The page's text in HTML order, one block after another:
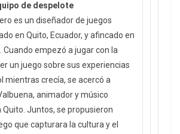
de despelote
es un diseñador de juegos
en Quito, Ecuador, y afincado en
Cuando empezó a jugar con la
un juego sobre sus experiencias
mientras crecía, se acercó a
animador y músico
Quito. Juntos, se propusieron
que capturara la cultura y el